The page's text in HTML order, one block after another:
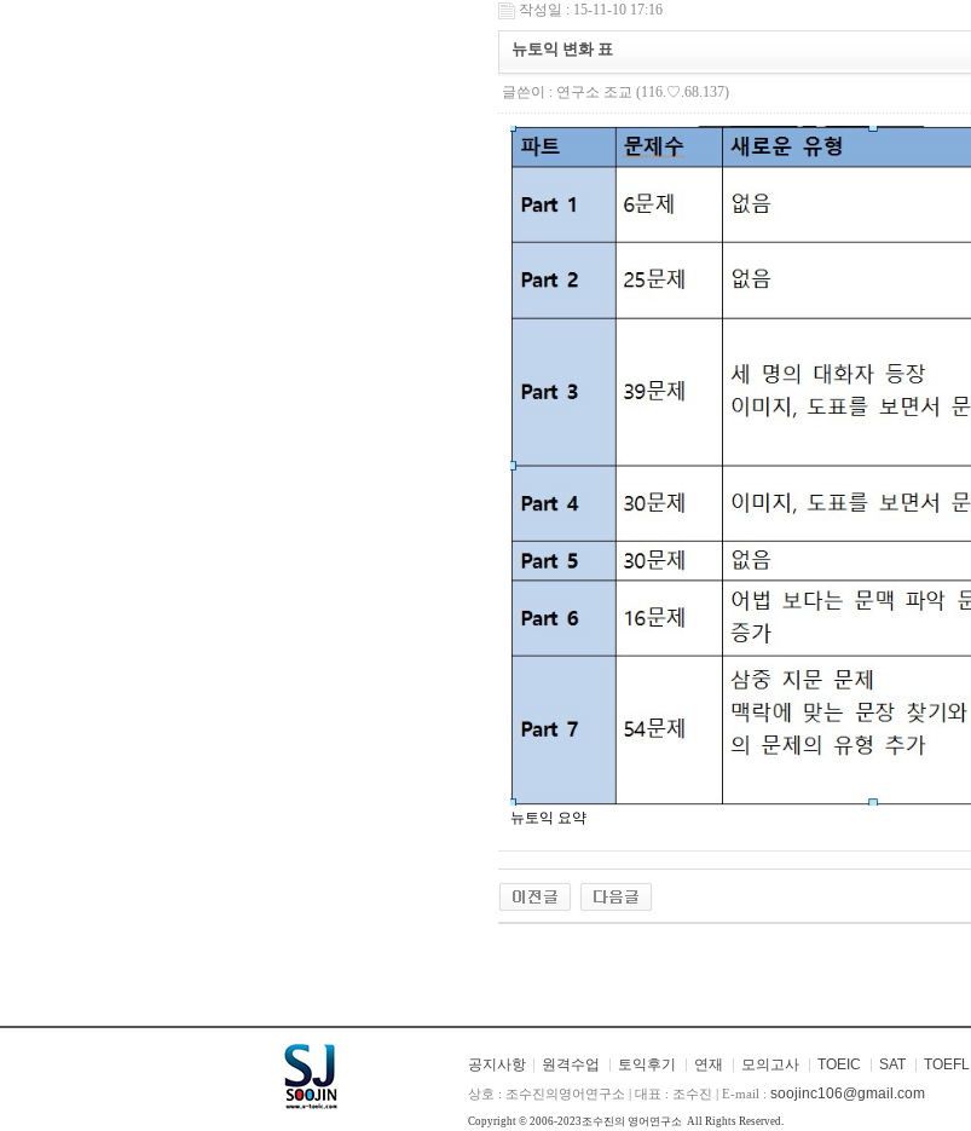
작성일 : 15-11-10 17:16
뉴토익 변화 표
글쓴이 : 연구소 조교 (116.♡.68.137)
뉴토익 요약
공지사항 원격수업 토익후기 연재 모의고사 TOEIC SAT TOEFL
상호 : 조수진의영어연구소 | 대표 : 조수진 | E-mail : soojinc106@gmail.com
Copyright © 2006-2023 조수진의 영어연구소 All Rights Reserved.